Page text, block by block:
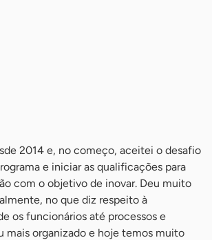
2014 e, no começo, aceitei o desafio
e iniciar as qualificações para
com o objetivo de inovar. Deu muito
no que diz respeito à
os funcionários até processos e
mais organizado e hoje temos muito